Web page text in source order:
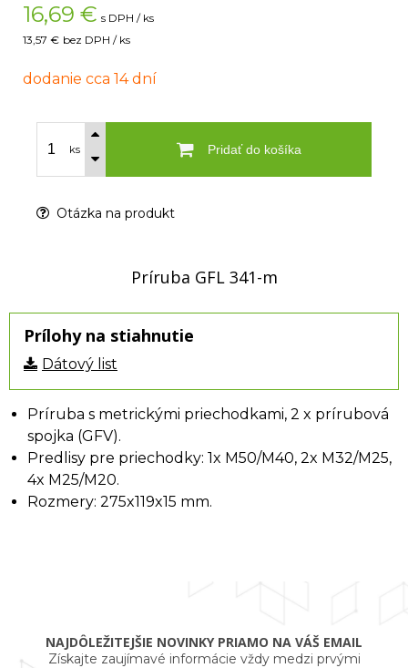
16,69 € s DPH / ks
13,57 € bez DPH / ks
dodanie cca 14 dní
ks Pridať do košíka
Otázka na produkt
Príruba GFL 341-m
Prílohy na stiahnutie
Dátový list
Príruba s metrickými priechodkami, 2 x prírubová
spojka (GFV).
Predlisy pre priechodky: 1x M50/M40, 2x M32/M25,
4x M25/M20.
Rozmery: 275x119x15 mm.
NAJDÔLEŽITEJŠIE NOVINKY PRIAMO NA VÁŠ EMAIL
Získajte zaujímavé informácie vždy medzi prvými